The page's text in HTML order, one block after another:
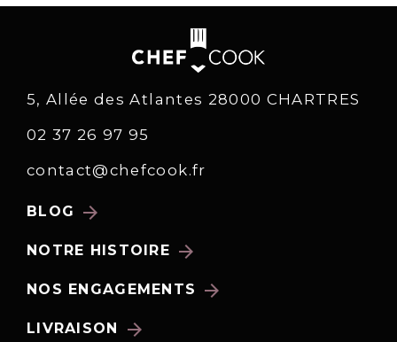
5, Allée des Atlantes 28000 CHARTRES
02 37 26 97 95
contact@chefcook.fr
BLOG arrow_forward
NOTRE HISTOIRE arrow_forward
NOS ENGAGEMENTS arrow_forward
LIVRAISON arrow_forward